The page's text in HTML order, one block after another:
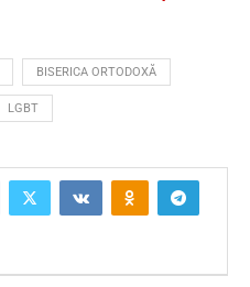
BISERICA ORTODOXĂ
LGBT